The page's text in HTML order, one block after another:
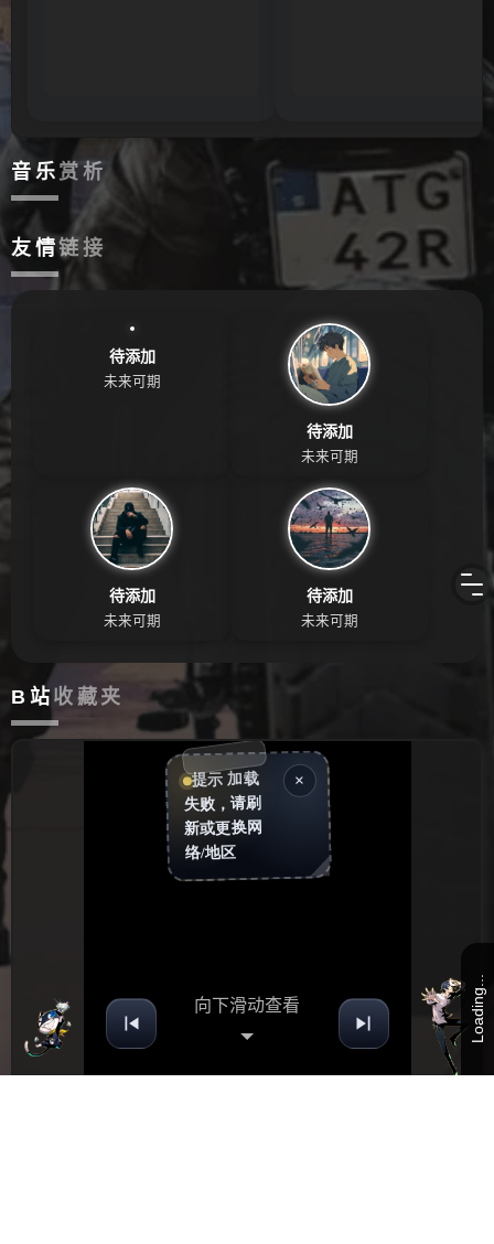
向下滑动查看
音乐 赏析
友情链接
待添加
未来可期
待添加
未来可期
待添加
未来可期
待添加
未来可期
B站收藏夹
Loading...